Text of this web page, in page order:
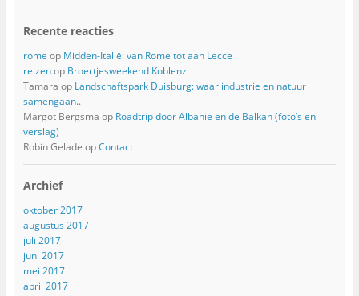
Recente reacties
rome op Midden-Italië: van Rome tot aan Lecce
reizenop Broertjesweekend Koblenz
Tamara op Landschaftspark Duisburg: waar industrie en natuur
samengaan..
Margot Bergsma op Roadtrip door Albanië en de Balkan (foto’s en
verslag)
Robin Gelade opContact
Archief
oktober 2017
augustus 2017
juli 2017
juni 2017
mei 2017
april 2017